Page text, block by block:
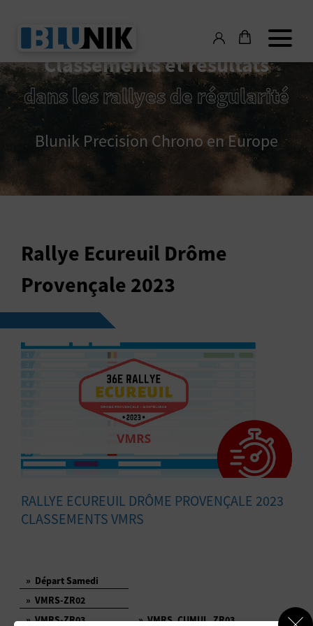
Classements et résultats
dans les rallyes de régularité
Blunik Precision Chrono en Europe
Rallye Ecureuil Drôme
Provençale 2023
RALLYE ECUREUIL DRÔME PROVENÇALE 2023
CLASSEMENTS VMRS
» Départ Samedi
» VMRS-ZR02
» VMRS-ZR03 » VMRS_CUMUL_ZR03